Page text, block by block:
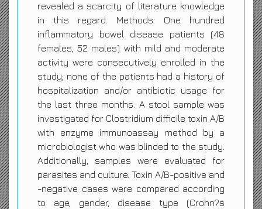
revealed a scarcity of literature knowledge
in this regard. Methods: One hundred
inflammatory bowel disease patients (48
females, 52 males) with mild and moderate
activity were consecutively enrolled in the
study; none of the patients had a history of
hospitalization and/or antibiotic usage for
the last three months. A stool sample was
investigated for Clostridium difficile toxin A/B
with enzyme immunoassay method by a
microbiologist who was blinded to the study.
Additionally, samples were evaluated for
parasites and culture. Toxin A/B-positive and
-negative cases were compared according
to age, gender, disease type (Crohn?s